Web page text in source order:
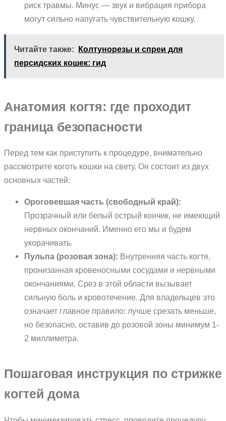
риск травмы. Минус — звук и вибрация прибора
могут сильно напугать чувствительную кошку.
Читайте также:
Колтунорезы и спреи для
персидских кошек: гид
Анатомия когтя: где проходит
граница безопасности
Перед тем как приступить к процедуре, внимательно
рассмотрите коготь кошки на свету. Он состоит из двух
основных частей:
Ороговевшая часть (свободный край):
Прозрачный или белый острый кончик, не имеющий
нервных окончаний. Именно его мы и будем
укорачивать.
Пульпа (розовая зона): Внутренняя часть когтя,
пронизанная кровеносными сосудами и нервными
окончаниями. Срез в этой области вызывает
сильную боль и кровотечение. Для владельцев это
означает главное правило: лучше срезать меньше,
но безопасно, оставив до розовой зоны минимум 1-
2 миллиметра.
Пошаговая инструкция по стрижке
когтей дома